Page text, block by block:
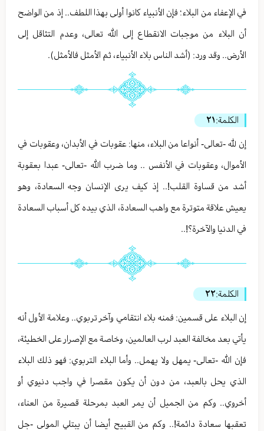
في الإعفاء من البلاء؛ فإن الأنبياء كانوا أولى بهذا اللطف.. إذ من الواضح
أن البلاء من موجبات الانقطاع إلى الله تعالى، وعدم التثاقل إلى
الأرض.. وقد ورد: (أشد الناس بلاء الأنبياء، ثم الأمثل فالأمثل).
الكلمة:٢١
إن لله -تعالى- أنواعا من البلاء، منها: عقوبات في الأبدان، وعقوبات في
الأموال، وعقوبات في الأنفس .. وما ضرب الله -تعالى- عبدا بعقوبة
أشد من قساوة القلب!.. إذ كيف يرى الإنسان وجه السعادة، وهو
يعيش علاقة متوترة مع واهب السعادة، الذي بيده كل أسباب السعادة
في الدنيا والآخرة؟!..
الكلمة:٢٢
إن البلاء على قسمين: فمنه بلاء انتقامي وآخر تربوي.. وعلامة الأول أنه
يأتي بعد مخالفة العبد لرب العالمين، وخاصة مع الإصرار على الخطيئة،
فإن الله -تعالى- يمهل ولا يهمل.. وأما البلاء التربوي: فهو ذلك البلاء
الذي يحل بالعبد، من دون أن يكون مقصرا في واجب دنيوي أو
أخروي.. وكم من الجميل أن يمر العبد بمرحلة قصيرة من العناء،
تعقبها سعادة دائمة!.. وكم من القبيح أيضا أن يبتلي المولى -جل